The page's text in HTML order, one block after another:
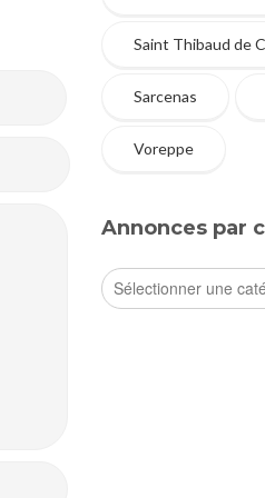
Saint Thibaud de
Sarcenas
Voreppe
Annonces par